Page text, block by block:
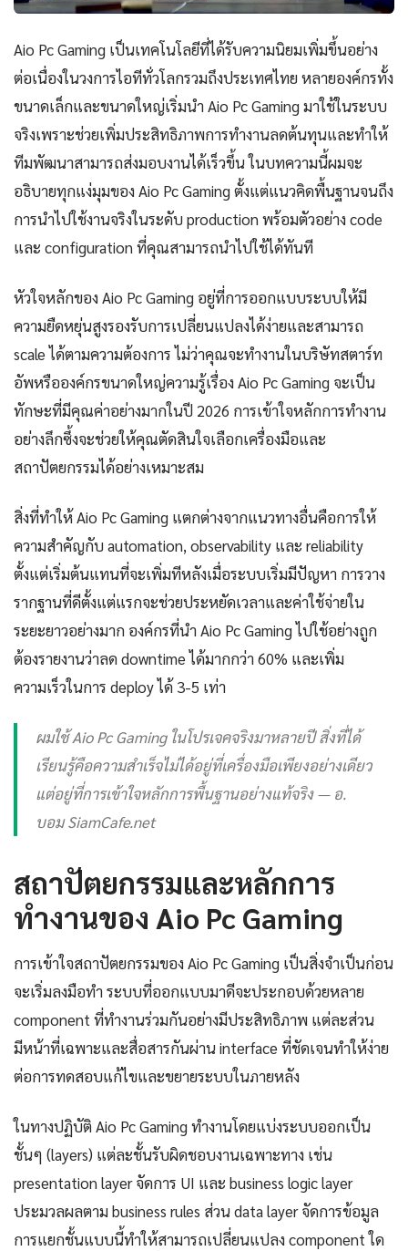
Aio Pc Gaming เป็นเทคโนโลยีที่ได้รับความนิยมเพิ่มขึ้นอย่าง
ต่อเนื่องในวงการไอทีทั่วโลกรวมถึงประเทศไทย หลายองค์กรทั้ง
ขนาดเล็กและขนาดใหญ่เริ่มนำ Aio Pc Gaming มาใช้ในระบบ
จริงเพราะช่วยเพิ่มประสิทธิภาพการทำงานลดต้นทุนและทำให้
ทีมพัฒนาสามารถส่งมอบงานได้เร็วขึ้น ในบทความนี้ผมจะ
อธิบายทุกแง่มุมของ Aio Pc Gaming ตั้งแต่แนวคิดพื้นฐานจนถึง
การนำไปใช้งานจริงในระดับ production พร้อมตัวอย่าง code
และ configuration ที่คุณสามารถนำไปใช้ได้ทันที
หัวใจหลักของ Aio Pc Gaming อยู่ที่การออกแบบระบบให้มี
ความยืดหยุ่นสูงรองรับการเปลี่ยนแปลงได้ง่ายและสามารถ
scale ได้ตามความต้องการ ไม่ว่าคุณจะทำงานในบริษัทสตาร์ท
อัพหรือองค์กรขนาดใหญ่ความรู้เรื่อง Aio Pc Gaming จะเป็น
ทักษะที่มีคุณค่าอย่างมากในปี 2026 การเข้าใจหลักการทำงาน
อย่างลึกซึ้งจะช่วยให้คุณตัดสินใจเลือกเครื่องมือและ
สถาปัตยกรรมได้อย่างเหมาะสม
สิ่งที่ทำให้ Aio Pc Gaming แตกต่างจากแนวทางอื่นคือการให้
ความสำคัญกับ automation, observability และ reliability
ตั้งแต่เริ่มต้นแทนที่จะเพิ่มทีหลังเมื่อระบบเริ่มมีปัญหา การวาง
รากฐานที่ดีตั้งแต่แรกจะช่วยประหยัดเวลาและค่าใช้จ่ายใน
ระยะยาวอย่างมาก องค์กรที่นำ Aio Pc Gaming ไปใช้อย่างถูก
ต้องรายงานว่าลด downtime ได้มากกว่า 60% และเพิ่ม
ความเร็วในการ deploy ได้ 3-5 เท่า
ผมใช้ Aio Pc Gaming ในโปรเจคจริงมาหลายปี สิ่งที่ได้
เรียนรู้คือความสำเร็จไม่ได้อยู่ที่เครื่องมือเพียงอย่างเดียว
แต่อยู่ที่การเข้าใจหลักการพื้นฐานอย่างแท้จริง — อ.
บอม SiamCafe.net
สถาปัตยกรรมและหลักการ
ทำงานของ Aio Pc Gaming
การเข้าใจสถาปัตยกรรมของ Aio Pc Gaming เป็นสิ่งจำเป็นก่อน
จะเริ่มลงมือทำ ระบบที่ออกแบบมาดีจะประกอบด้วยหลาย
component ที่ทำงานร่วมกันอย่างมีประสิทธิภาพ แต่ละส่วน
มีหน้าที่เฉพาะและสื่อสารกันผ่าน interface ที่ชัดเจนทำให้ง่าย
ต่อการทดสอบแก้ไขและขยายระบบในภายหลัง
ในทางปฏิบัติ Aio Pc Gaming ทำงานโดยแบ่งระบบออกเป็น
ชั้นๆ (layers) แต่ละชั้นรับผิดชอบงานเฉพาะทาง เช่น
presentation layer จัดการ UI และ business logic layer
ประมวลผลตาม business rules ส่วน data layer จัดการข้อมูล
การแยกชั้นแบบนี้ทำให้สามารถเปลี่ยนแปลง component ใด